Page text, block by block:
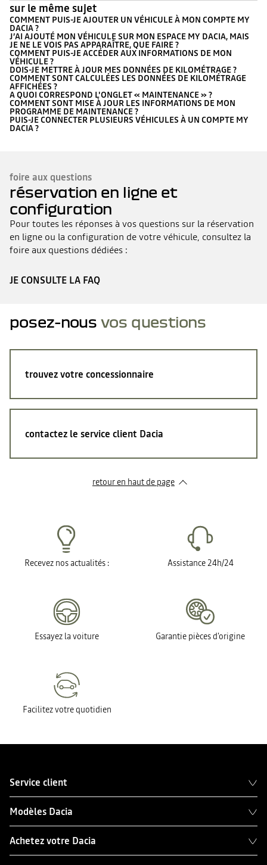
sur le même sujet
COMMENT PUIS-JE AJOUTER UN VÉHICULE À MON COMPTE MY
DACIA ?
J’AI AJOUTÉ MON VÉHICULE SUR MON ESPACE MY DACIA, MAIS
JE NE LE VOIS PAS APPARAÎTRE, QUE FAIRE ?
COMMENT PUIS-JE ACCÉDER AUX INFORMATIONS DE MON
VÉHICULE ?
DOIS-JE METTRE À JOUR MES DONNÉES DE KILOMÉTRAGE ?
COMMENT SONT CALCULÉES LES DONNÉES DE KILOMÉTRAGE
AFFICHÉES ?
A QUOI CORRESPOND L'ONGLET « MAINTENANCE » ?
COMMENT SONT MISE À JOUR LES INFORMATIONS DE MON
PROGRAMME DE MAINTENANCE ?
PUIS-JE CONNECTER PLUSIEURS VÉHICULES À UN COMPTE MY
DACIA ?
foire aux questions
réservation en ligne et
configuration
Pour toutes les réponses à vos questions sur la réservation
en ligne ou la configuration de votre véhicule, consultez la
foire aux questions dédiées :
JE CONSULTE LA FAQ
posez-nous vos questions
trouvez votre concessionnaire
contactez le service client Dacia
retour en haut de page​
Recevez nos actualités : Assistance 24h/24
Essayez la voiture Garantie pièces d'origine
Facilitez votre quotidien
Service client
Modèles Dacia
Achetez votre Dacia